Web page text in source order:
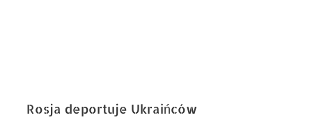
Rosja deportuje Ukraińców